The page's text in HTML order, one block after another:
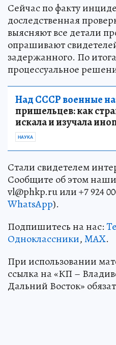
Сейчас по факту
доследственная
выясняют все детали
опрашивают
задержанного. По
процессуальное
Над СССР военные
пришельцев: как
искала и изучала
НАУКА
Стали свидетелем
Сообщите об этом
vl@phkp.ru или +7 924
WhatsApp).
Подпишитесь на нас:
Одноклассники,MAX.
При использовании
ссылка на «КП –
Дальний Восток»